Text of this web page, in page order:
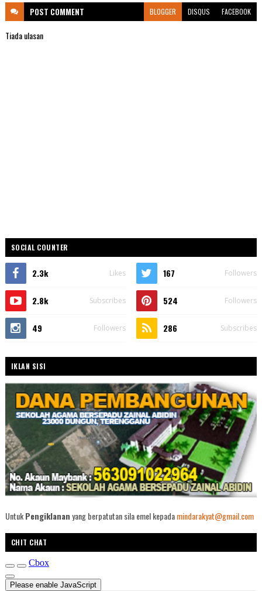
POST COMMENT BLOGGER DISQUS FACEBOOK
Tiada ulasan
SOCIAL COUNTER
2.3k Likes 167 Followers
2.8k Subscribes 524 Followers
49 Followers 286 Subscribes
IKLAN SISI
UntukPengiklananyang berpatutan sila emel kepadamindarakyat@gmail.com
CHIT CHAT